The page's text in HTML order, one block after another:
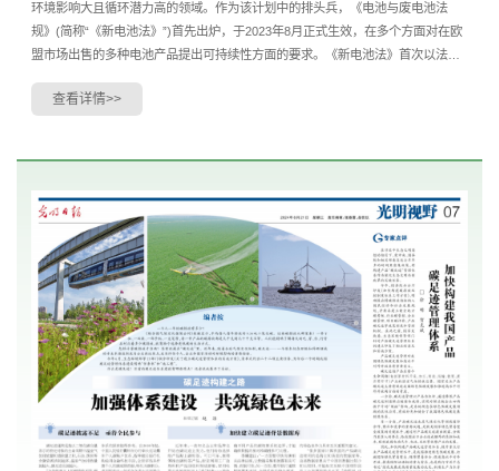
环境影响大且循环潜力高的领域。作为该计划中的排头兵，《电池与废电池法
规》(简称“《新电池法》”)首先出炉，于2023年8月正式生效，在多个方面对在欧
盟市场出售的多种电池产品提出可持续性方面的要求。《新电池法》首次以法律
查看详情>>